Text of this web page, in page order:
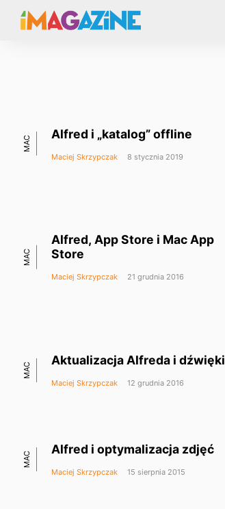
MAC
Alfred i „katalog” offline
Maciej Skrzypczak 8 stycznia 2019
MAC
Alfred, App Store i Mac App
Store
Maciej Skrzypczak 21 grudnia 2016
MAC
Aktualizacja Alfreda i dźwięki
Maciej Skrzypczak 12 grudnia 2016
MAC
Alfred i optymalizacja zdjęć
Maciej Skrzypczak 15 sierpnia 2015